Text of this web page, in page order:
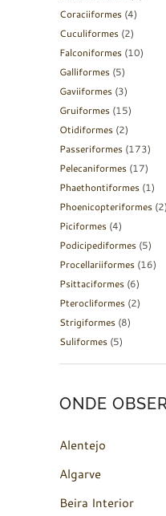
Coraciiformes (4)
Cuculiformes (2)
Falconiformes (10)
Galliformes (5)
Gaviiformes (3)
Gruiformes (15)
Otidiformes (2)
Passeriformes (173)
Pelecaniformes (17)
Phaethontiformes (1)
Phoenicopteriformes (2)
Piciformes (4)
Podicipediformes (5)
Procellariiformes (16)
Psittaciformes (6)
Pterocliformes (2)
Strigiformes (8)
Suliformes (5)
ONDE
Alentejo
Algarve
Beira Interior